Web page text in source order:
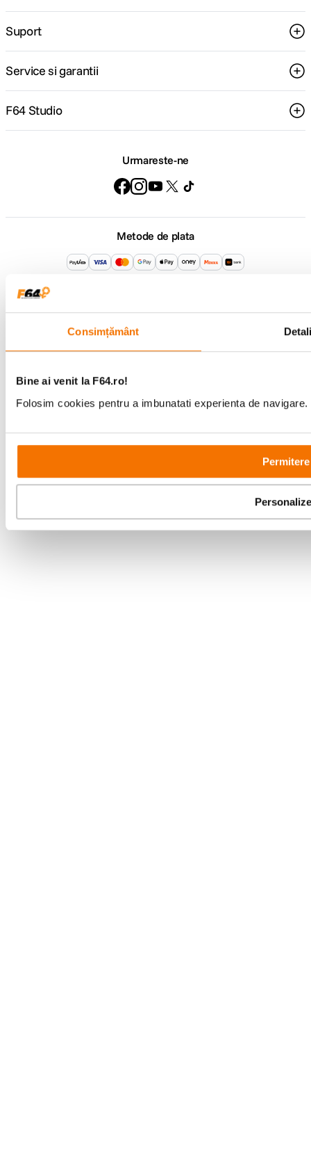
Consimțământ
Bine ai venit la F64.ro!
Folosim cookies pentru a imbunatati experienta de
Suport
Service si garantii
F64 Studio
Urmareste-ne
Metode de plata
Comenzi si suport
09:00 - 21:00